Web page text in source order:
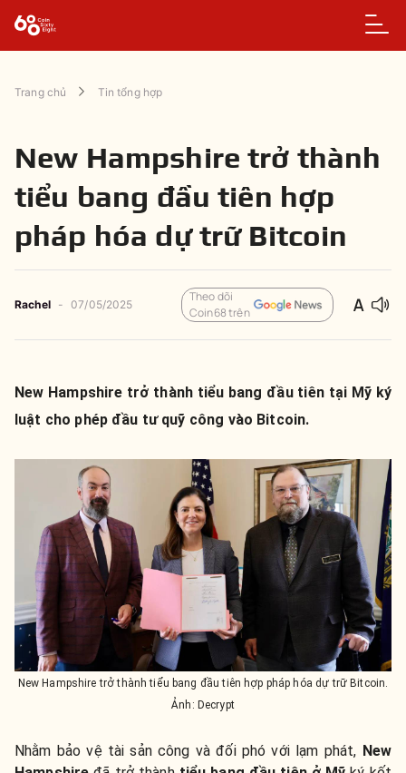
Trang chủ Tin tổng hợp
New Hampshire trở thành
tiểu bang đầu tiên hợp
pháp hóa dự trữ Bitcoin
Rachel - 07/05/2025
Theo dõi
Coin68 trên
New Hampshire trở thành tiểu bang đầu tiên tại Mỹ ký
luật cho phép đầu tư quỹ công vào Bitcoin.
New Hampshire trở thành tiểu bang đầu tiên hợp pháp hóa dự trữ Bitcoin.
Ảnh: Decrypt
Nhằm bảo vệ tài sản công và đối phó với lạm phát, New